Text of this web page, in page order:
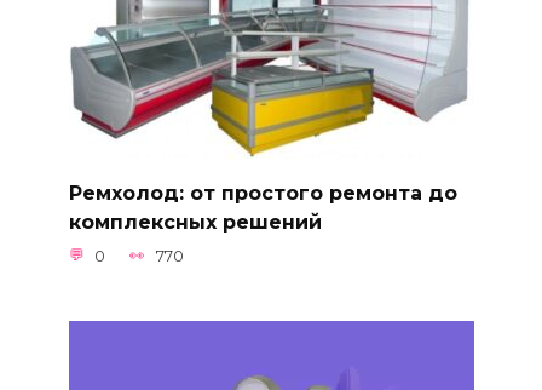
Ремхолод: от простого ремонта до
комплексных решений
0 770